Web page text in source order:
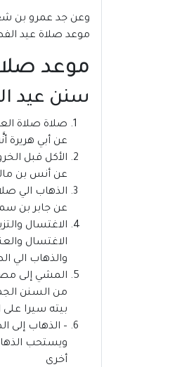
وعن جد عمرو بن
موعد صلاة عيد الفطر 2024 في طولكرم |
موعد صلاة عيد
سنن عيد
صلاة صلاة
عن أبي هريرة
الأكل قبل
عن أنس بن
الذهاب الي
عن جابر بن
الاغتسال
الاغتسال
والذهاب الي
المشي إلى
من السنن
بيته سيرا على
– الذهاب إلى
ويستحب
أخرى